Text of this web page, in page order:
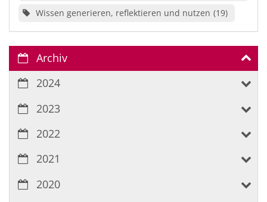
Wissen generieren, reflektieren und nutzen 19
Archiv
2024
2023
2022
2021
2020